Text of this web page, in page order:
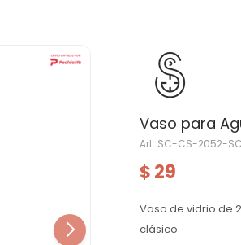
Vaso para
SC-CS-2052-
$ 29
Vaso de vidrio de
clásico.